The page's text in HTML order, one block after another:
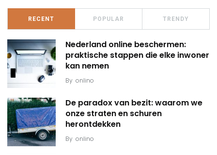
RECENT POPULAR TRENDY
Nederland online beschermen:
praktische stappen die elke inwoner
kan nemen
By onlino
De paradox van bezit: waarom we
onze straten en schuren
herontdekken
By onlino